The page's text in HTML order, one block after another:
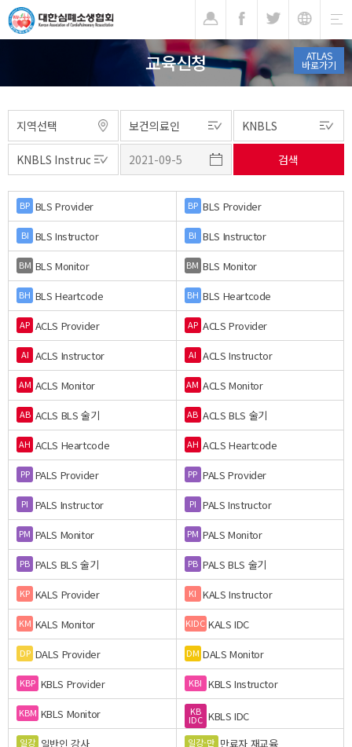
ATLAS
바로가기
교육신청
BP BLS Provider BP BLS Provider
BI BLS Instructor BI BLS Instructor
BM BLS Monitor BM BLS Monitor
BH BLS Heartcode BH BLS Heartcode
AP ACLS Provider AP ACLS Provider
AI ACLS Instructor AI ACLS Instructor
AM ACLS Monitor AM ACLS Monitor
AB ACLS BLS 술기 AB ACLS BLS 술기
AH ACLS Heartcode AH ACLS Heartcode
PP PALS Provider PP PALS Provider
PI PALS Instructor PI PALS Instructor
PM PALS Monitor PM PALS Monitor
PB PALS BLS 술기 PB PALS BLS 술기
KP KALS Provider KI KALS Instructor
KM KALS Monitor KIDC KALS IDC
DP DALS Provider DM DALS Monitor
KBP KBLS Provider KBI KBLS Instructor
KBM KBLS Monitor KB
IDC KBLS IDC
일강 일반인 강사 일강-만 만료자 재교육